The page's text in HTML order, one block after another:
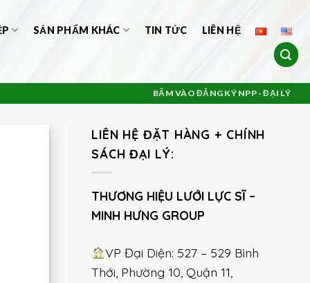
SẢN PHẨM KHÁC TIN TỨC LIÊN HỆ
BẤM VÀO ĐĂNG KÝ NPP - ĐẠI LÝ
LIÊN HỆ ĐẶT HÀNG + CHÍNH
SÁCH ĐẠI LÝ:
THƯƠNG HIỆU LƯỚI LỰC SĨ –
MINH HƯNG GROUP
VP Đại Diện: 527 – 529 Bình
Thới, Phường 10, Quận 11,